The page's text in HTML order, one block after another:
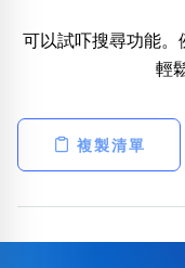
可以試吓搜尋功能。
輕
複製清單